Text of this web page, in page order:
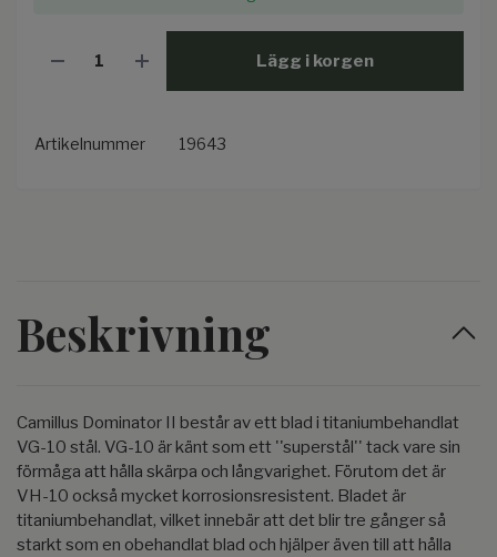
Lägg i korgen
Artikelnummer 19643
Beskrivning
Camillus Dominator II består av ett blad i titaniumbehandlat
VG-10 stål. VG-10 är känt som ett ''superstål'' tack vare sin
förmåga att hålla skärpa och långvarighet. Förutom det är
VH-10 också mycket korrosionsresistent. Bladet är
titaniumbehandlat, vilket innebär att det blir tre gånger så
starkt som en obehandlat blad och hjälper även till att hålla